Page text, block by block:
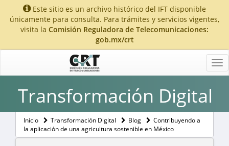
Este sitio es un archivo histórico del IFT disponible
únicamente para consulta. Para trámites y servicios vigentes,
visita la Comisión Reguladora de Telecomunicaciones:
gob.mx/crt
Transformación Digital
Inicio Transformación Digital Blog
Contribuyendo a
la aplicación de una agricultura sostenible en México